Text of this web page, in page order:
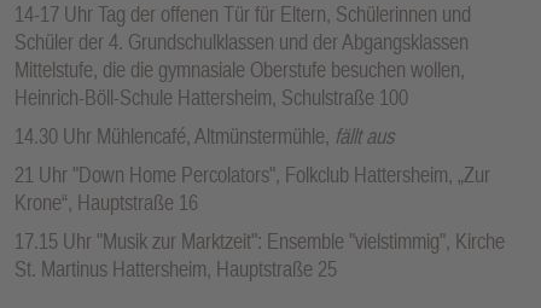
14-17 Uhr Tag der offenen Tür für Eltern, Schülerinnen und
Schüler der 4. Grundschulklassen und der Abgangsklassen
Mittelstufe, die die gymnasiale Oberstufe besuchen wollen,
Heinrich-Böll-Schule Hattersheim, Schulstraße 100
14.30 Uhr Mühlencafé, Altmünstermühle, fällt aus
21 Uhr "Down Home Percolators", Folkclub Hattersheim, „Zur
Krone“, Hauptstraße 16
17.15 Uhr "Musik zur Marktzeit": Ensemble "vielstimmig", Kirche
St. Martinus Hattersheim, Hauptstraße 25